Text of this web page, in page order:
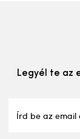
Legyél te az